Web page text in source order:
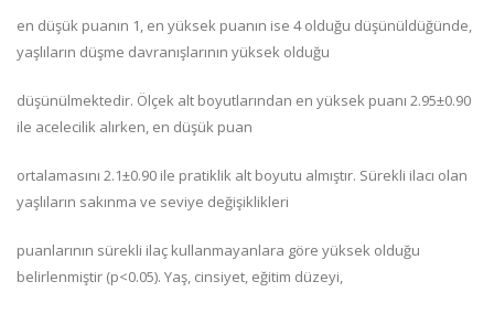
en düşük puanın 1, en yüksek puanın ise 4 olduğu düşünüldüğünde,
yaşlıların düşme davranışlarının yüksek olduğu
düşünülmektedir. Ölçek alt boyutlarından en yüksek puanı 2.95±0.90
ile acelecilik alırken, en düşük puan
ortalamasını 2.1±0.90 ile pratiklik alt boyutu almıştır. Sürekli ilacı olan
yaşlıların sakınma ve seviye değişiklikleri
puanlarının sürekli ilaç kullanmayanlara göre yüksek olduğu
belirlenmiştir (p<0.05). Yaş, cinsiyet, eğitim düzeyi,